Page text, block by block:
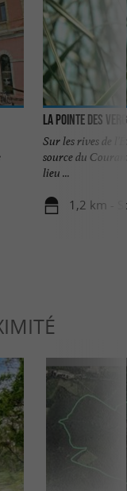
La pointe des
Sur les rives de
source du
lieu ...
1,2 km -